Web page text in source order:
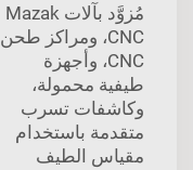
مُزوَّد بآلات Mazak
CNC، ومراكز طحن
CNC، وأجهزة
طيفية محمولة،
وكاشفات تسرب
متقدمة باستخدام
مقياس الطيف